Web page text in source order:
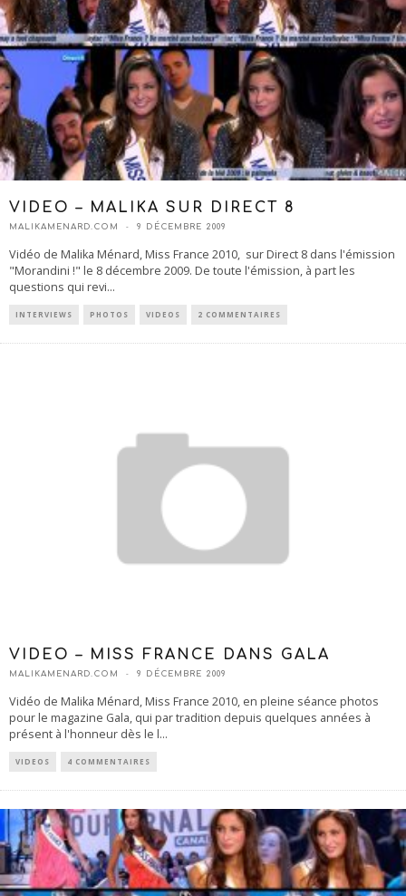
VIDEO – MALIKA SUR DIRECT 8
MALIKAMENARD.COM 9 DÉCEMBRE 2009
Vidéo de Malika Ménard, Miss France 2010, sur Direct 8 dans l'émission
"Morandini !" le 8 décembre 2009. De toute l'émission, à part les
questions qui revi...
INTERVIEWS PHOTOS VIDEOS 2 COMMENTAIRES
VIDEO – MISS FRANCE DANS GALA
MALIKAMENARD.COM 9 DÉCEMBRE 2009
Vidéo de Malika Ménard, Miss France 2010, en pleine séance photos
pour le magazine Gala, qui par tradition depuis quelques années à
présent à l'honneur dès le l...
VIDEOS 4 COMMENTAIRES